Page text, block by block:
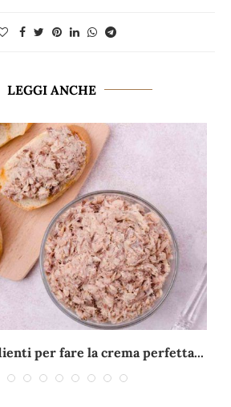
LEGGI ANCHE
per fare la crema perfetta...